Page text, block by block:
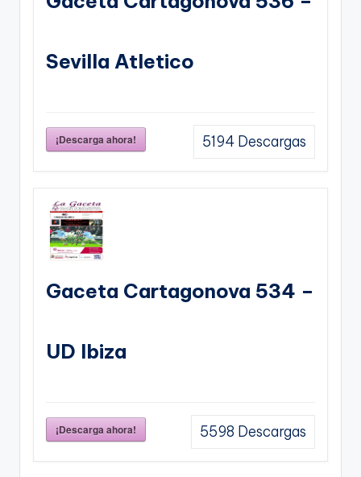
Sevilla Atletico
¡Descarga ahora! 5194 Descargas
Gaceta Cartagonova 534 –
UD Ibiza
¡Descarga ahora! 5598 Descargas